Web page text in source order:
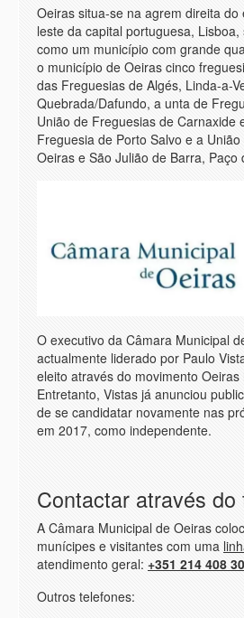
Oeiras situa-se na agrem direita do
leste da capital portuguesa,
como um município com grande
o município de Oeiras cinco
das Freguesias de Algés, Linda-a-
Quebrada/Dafundo, a unta de
União de Freguesias de Carnaxide
Freguesia de Porto Salvo e a
Oeiras e São Julião de Barra, Paço
O executivo da Câmara Municipal
actualmente liderado por Paulo
eleito através do movimento
Entretanto, Vistas já anunciou
de se candidatar novamente nas
em 2017, como independente.
Contactar através do
A Câmara Municipal de Oeiras
munícipes e visitantes com uma
atendimento geral: +351 214 408
Outros telefones: